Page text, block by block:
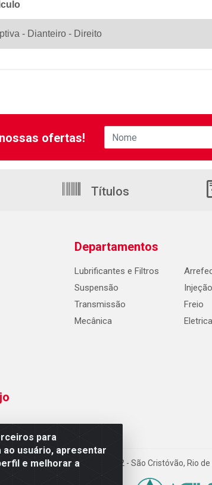
- Dianteiro - Direito
para
usuário, apresentar
e melhorar a
ofertas!
Títulos
Departamentos
Lubrificantes e Filtros
Suspensão
Transmissão
Mecânica
Injeção
Freio
Eletrica
- Rua Carneiro de Campos, 42 - São Cristóvão, Rio